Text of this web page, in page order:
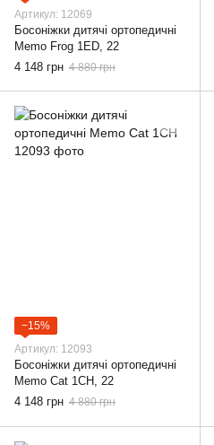
Артикул: 12069
Босоніжки дитячі ортопедичні
Memo Frog 1ED, 22
4 148 грн 4 880 грн
−15%
Артикул: 12093
Босоніжки дитячі ортопедичні
Memo Cat 1CH, 22
4 148 грн 4 880 грн